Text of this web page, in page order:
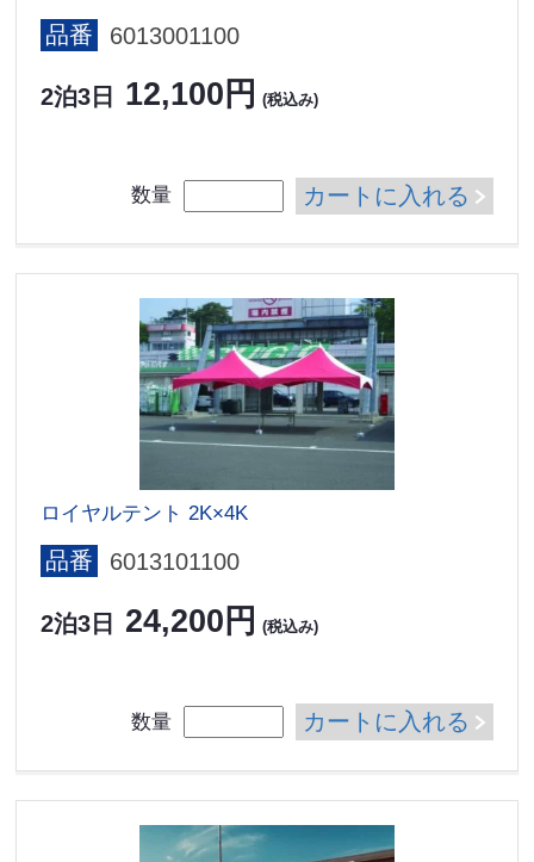
品番 6013001100
2泊3日 12,100円 (税込み)
数量 カートに入れる
ロイヤルテント 2K×4K
品番 6013101100
2泊3日 24,200円 (税込み)
数量 カートに入れる